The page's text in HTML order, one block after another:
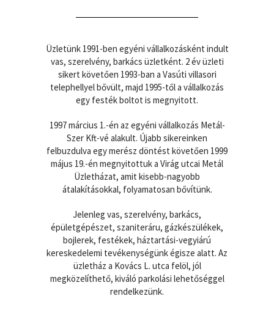
Üzletünk 1991-ben egyéni vállalkozásként indult
vas, szerelvény, barkács üzletként. 2 év üzleti
sikert követően 1993-ban a Vasúti villasori
telephellyel bővült, majd 1995-től a vállalkozás
egy festék boltot is megnyitott.
1997 március 1.-én az egyéni vállalkozás Metál-
Szer Kft-vé alakult. Újabb sikereinken
felbuzdulva egy merész döntést követően 1999
május 19.-én megnyitottuk a Virág utcai Metál
Üzletházat, amit kisebb-nagyobb
átalakításokkal, folyamatosan bővítünk.
Jelenleg vas, szerelvény, barkács,
épületgépészet, szaniteráru, gázkészülékek,
bojlerek, festékek, háztartási-vegyiárú
kereskedelemi tevékenységünk égisze alatt. Az
üzletház a Kovács L. utca felöl, jól
megközelíthető, kiváló parkolási lehetőséggel
rendelkezünk.